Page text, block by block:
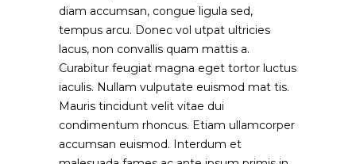
diam accumsan, congue ligula sed,
tempus arcu. Donec vol utpat ultricies
lacus, non convallis quam mattis a.
Curabitur feugiat magna eget tortor luctus
iaculis. Nullam vulputate euismod mat tis.
Mauris tincidunt velit vitae dui
condimentum rhoncus. Etiam ullamcorper
accumsan euismod. Interdum et